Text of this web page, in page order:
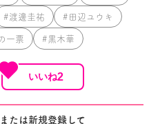
#渡邊圭祐 #田辺ユウキ
一票 #黒木華
2
たは新規登録して